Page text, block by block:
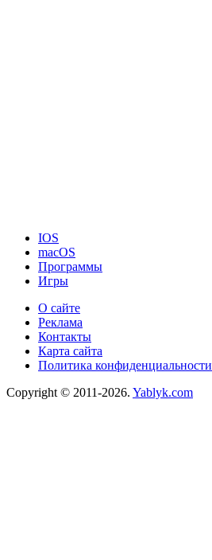
IOS
macOS
Программы
Игры
О сайте
Реклама
Контакты
Карта сайта
Политика конфиденциальности
Copyright © 2011-2026. Yablyk.сom